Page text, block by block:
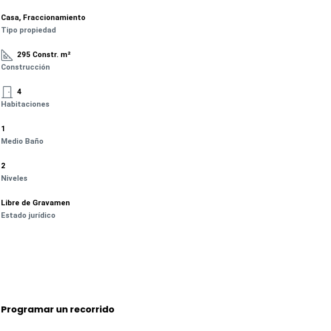
Casa, Fraccionamiento
Tipo propiedad
295 Constr. m²
Construcción
4
Habitaciones
1
Medio Baño
2
Niveles
Libre de Gravamen
Estado jurídico
Programar un recorrido